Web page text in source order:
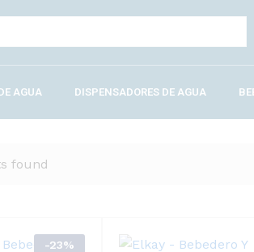
AGUA DISPENSADORES DE AGUA
found
-23%